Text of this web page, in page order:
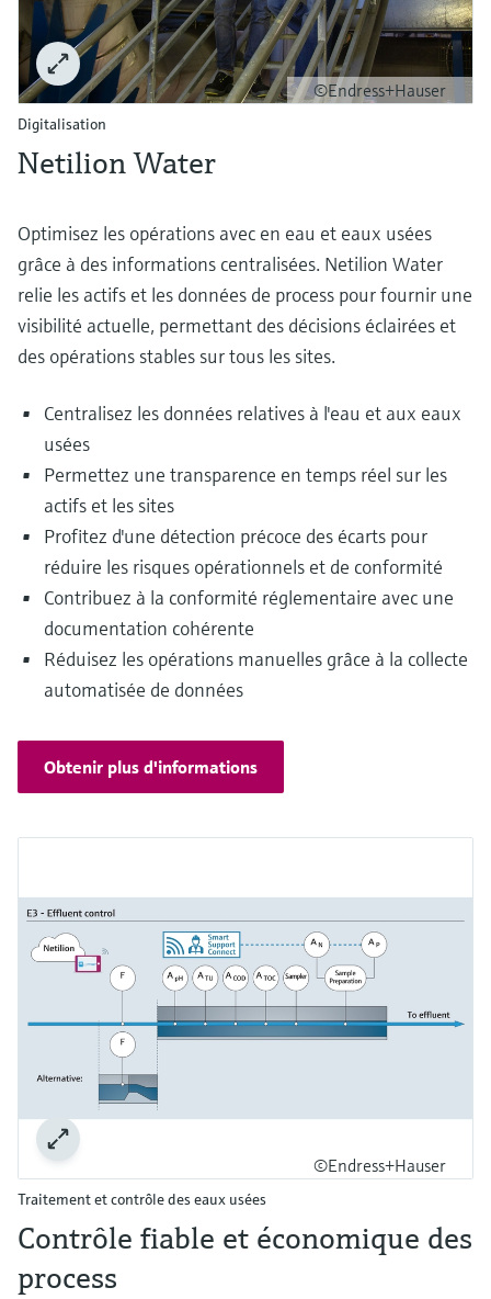
©Endress+Hauser
Digitalisation
Netilion Water
Optimisez les opérations avec en eau et eaux usées
grâce à des informations centralisées. Netilion Water
relie les actifs et les données de process pour fournir une
visibilité actuelle, permettant des décisions éclairées et
des opérations stables sur tous les sites.
Centralisez les données relatives à l'eau et aux eaux
usées
Permettez une transparence en temps réel sur les
actifs et les sites
Profitez d'une détection précoce des écarts pour
réduire les risques opérationnels et de conformité
Contribuez à la conformité réglementaire avec une
documentation cohérente
Réduisez les opérations manuelles grâce à la collecte
automatisée de données
Obtenir plus d'informations
©Endress+Hauser
Traitement et contrôle des eaux usées
Contrôle fiable et économique des
process